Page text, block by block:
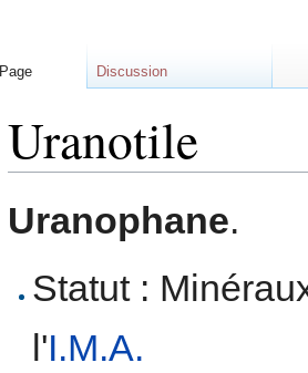
Uranotile
Uranophane.
Statut :
l'I.M.A.
Page Discussion